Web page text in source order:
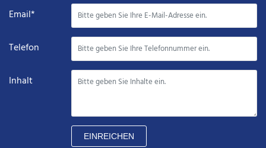
Email*
Telefon
Inhalt
EINREICHEN